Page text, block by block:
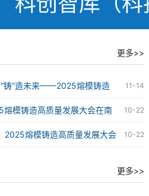
更多>>
11-14
“铸”造未来——2025熔模铸造
10-22
熔模铸造高质量发展大会在南
10-22
2025熔模铸造高质量发展大会
更多>>